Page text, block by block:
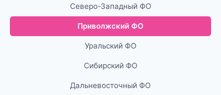
Северо-Западный ФО
Приволжский ФО
Уральский ФО
Сибирский ФО
Дальневосточный ФО